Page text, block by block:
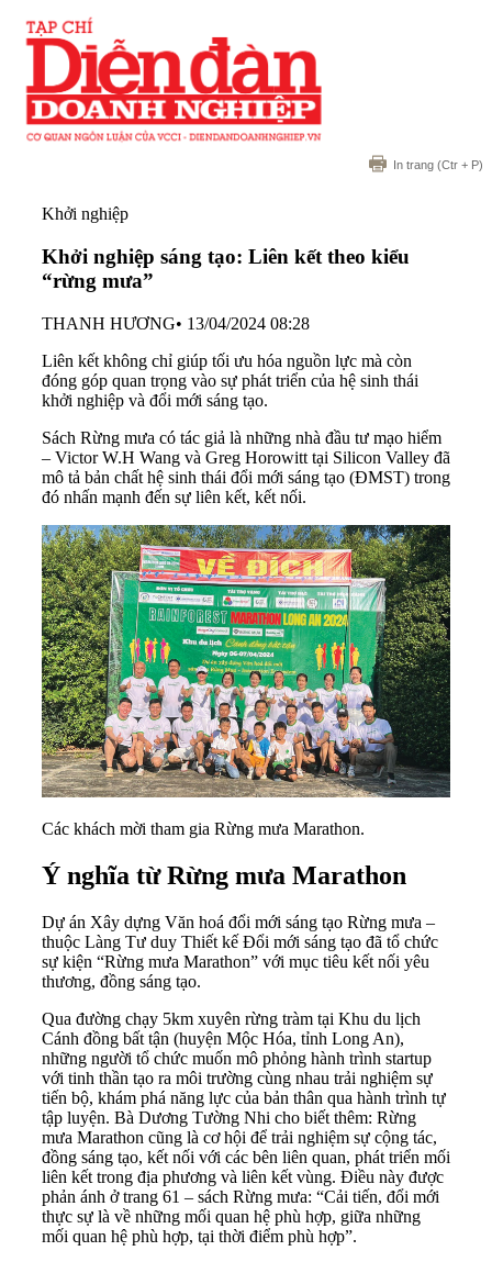
In trang (Ctr + P)
Khởi nghiệp
Khởi nghiệp sáng tạo: Liên kết theo kiểu
“rừng mưa”
THANH HƯƠNG• 13/04/2024 08:28
Liên kết không chỉ giúp tối ưu hóa nguồn lực mà còn
đóng góp quan trọng vào sự phát triển của hệ sinh thái
khởi nghiệp và đổi mới sáng tạo.
Sách Rừng mưa có tác giả là những nhà đầu tư mạo hiểm
– Victor W.H Wang và Greg Horowitt tại Silicon Valley đã
mô tả bản chất hệ sinh thái đổi mới sáng tạo (ĐMST) trong
đó nhấn mạnh đến sự liên kết, kết nối.
Các khách mời tham gia Rừng mưa Marathon.
Ý nghĩa từ Rừng mưa Marathon
Dự án Xây dựng Văn hoá đổi mới sáng tạo Rừng mưa –
thuộc Làng Tư duy Thiết kế Đổi mới sáng tạo đã tổ chức
sự kiện “Rừng mưa Marathon” với mục tiêu kết nối yêu
thương, đồng sáng tạo.
Qua đường chạy 5km xuyên rừng tràm tại Khu du lịch
Cánh đồng bất tận (huyện Mộc Hóa, tỉnh Long An),
những người tổ chức muốn mô phỏng hành trình startup
với tinh thần tạo ra môi trường cùng nhau trải nghiệm sự
tiến bộ, khám phá năng lực của bản thân qua hành trình tự
tập luyện. Bà Dương Tường Nhi cho biết thêm: Rừng
mưa Marathon cũng là cơ hội để trải nghiệm sự cộng tác,
đồng sáng tạo, kết nối với các bên liên quan, phát triển mối
liên kết trong địa phương và liên kết vùng. Điều này được
phản ánh ở trang 61 – sách Rừng mưa: “Cải tiến, đổi mới
thực sự là về những mối quan hệ phù hợp, giữa những
mối quan hệ phù hợp, tại thời điểm phù hợp”.